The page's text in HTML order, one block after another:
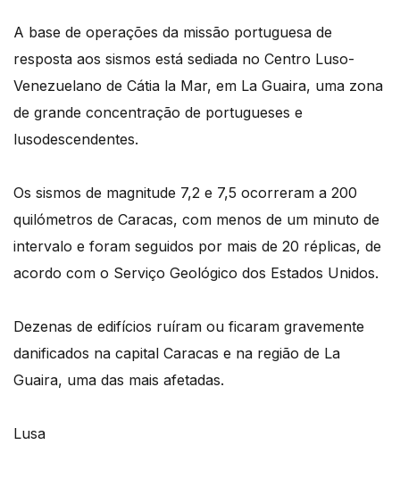
A base de operações da missão portuguesa de
resposta aos sismos está sediada no Centro Luso-
Venezuelano de Cátia la Mar, em La Guaira, uma zona
de grande concentração de portugueses e
lusodescendentes.
Os sismos de magnitude 7,2 e 7,5 ocorreram a 200
quilómetros de Caracas, com menos de um minuto de
intervalo e foram seguidos por mais de 20 réplicas, de
acordo com o Serviço Geológico dos Estados Unidos.
Dezenas de edifícios ruíram ou ficaram gravemente
danificados na capital Caracas e na região de La
Guaira, uma das mais afetadas.
Lusa